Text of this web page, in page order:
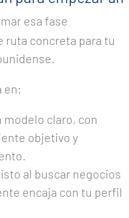
esa fase
ruta concreta para tu
en:
modelo claro, con
objetivo y
al buscar negocios
encaja con tu perfil